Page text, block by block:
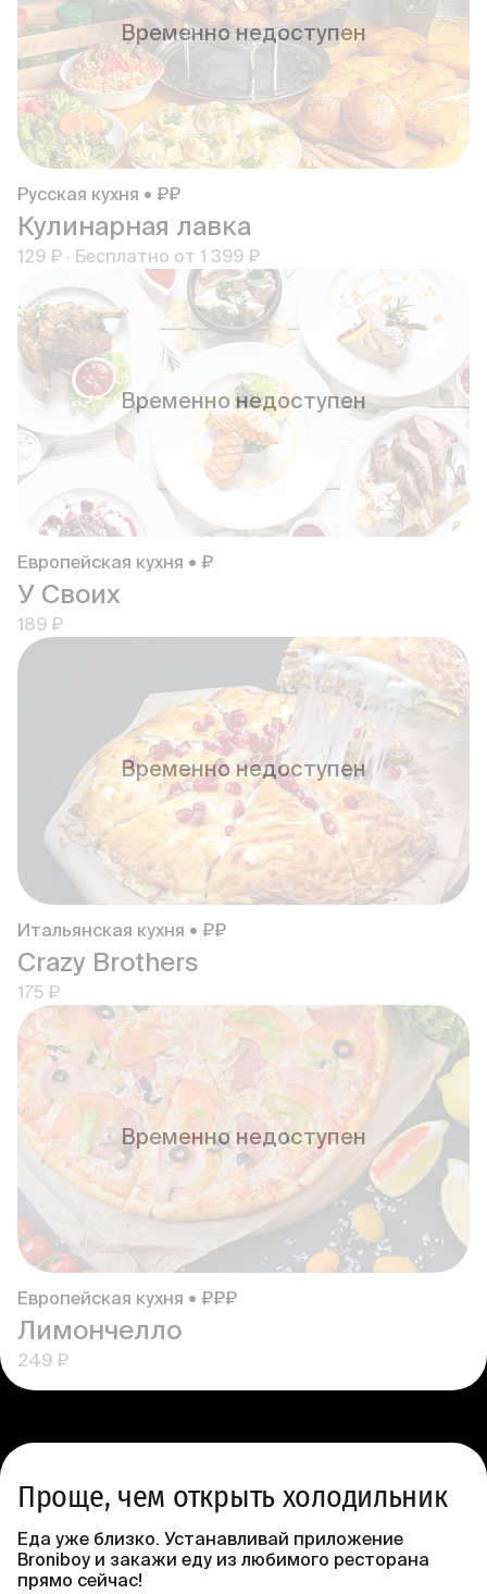
Временно недоступен
Русская кухня • ₽₽
Кулинарная лавка
129 ₽ · Бесплатно от 1 399 ₽
Временно недоступен
Европейская кухня • ₽
У Своих
189 ₽
Временно недоступен
Итальянская кухня • ₽₽
Crazy Brothers
175 ₽
Временно недоступен
Европейская кухня • ₽₽₽
Лимончелло
249 ₽
Проще, чем открыть холодильник
Еда уже близко. Устанавливай приложение
Broniboy и закажи еду из любимого ресторана
прямо сейчас!